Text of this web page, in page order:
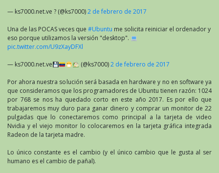
— ks7000.net.ve ? (@ks7000)2 de febrero de 2017
Una de las POCAS veces que #Ubuntu me solicita reiniciar el ordenador y
eso porque utilizamos la versión "desktop".
pic.twitter.com/U9zXayDFXl
— ks7000.net.ve (@ks7000)2 de febrero de 2017
Por ahora nuestra solución será basada en hardware y no en software ya
que consideramos que los programadores de Ubuntu tienen razón: 1024
por 768 se nos ha quedado corto en este año 2017. Es por ello que
trabajaremos muy duro para ganar dinero y comprar un monitor de 22
pulgadas que lo conectaremos como principal a la tarjeta de video
Nvidia y el viejo monitor lo colocaremos en la tarjeta gráfica integrada
Radeon de la tarjeta madre.
Lo único constante es el cambio (y el único cambio que le gusta al ser
humano es el cambio de pañal).